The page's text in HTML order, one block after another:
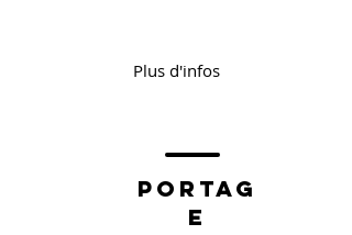
Plus d'infos
portag
e